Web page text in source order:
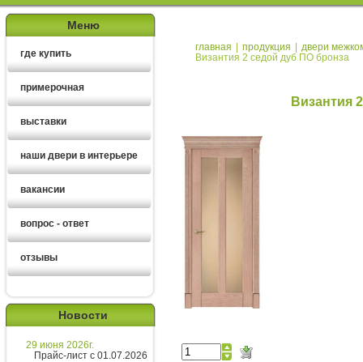
Меню
где купить
примерочная
выставки
наши двери в интерьере
вакансии
вопрос - ответ
отзывы
Новости
29 июня 2026г.
Прайс-лист с 01.07.2026
главная | продукция | двери
Византия 2 седой дуб ПО бронза
Византия
Екатерина